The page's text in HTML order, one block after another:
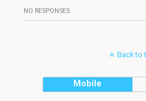
NO RESPONSES
Back to
Mobile